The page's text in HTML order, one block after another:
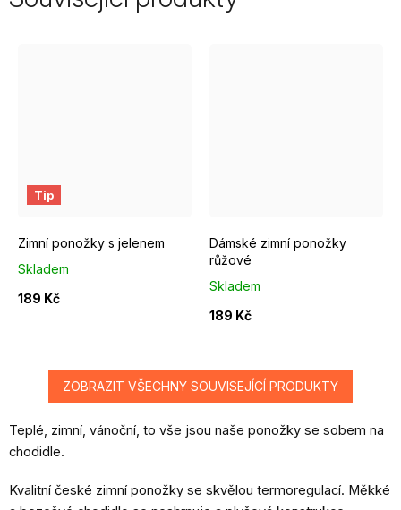
Tip
Zimní ponožky s jelenem
Skladem
189 Kč
EUR 37 - 39
Dámské zimní ponožky
růžové
Skladem
189 Kč
ZOBRAZIT VŠECHNY SOUVISEJÍCÍ PRODUKTY
Teplé, zimní, vánoční, to vše jsou naše ponožky se sobem na
chodidle.
Kvalitní české zimní ponožky se skvělou termoregulací. Měkké